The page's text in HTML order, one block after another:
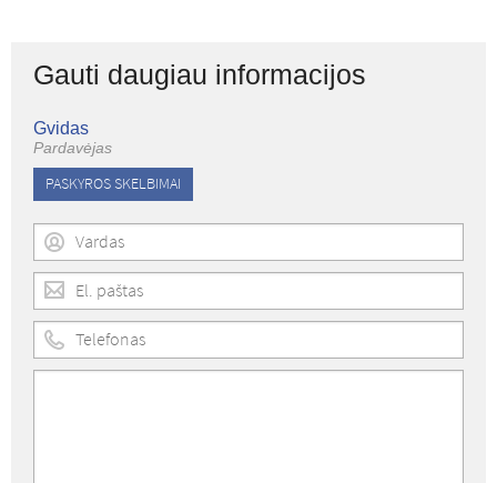
Gauti daugiau informacijos
Gvidas
Pardavėjas
PASKYROS SKELBIMAI